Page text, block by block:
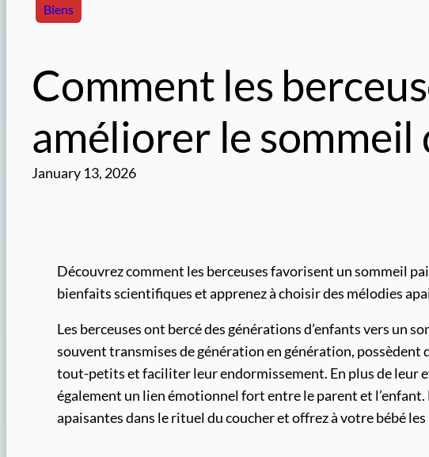
Biens
Comment les
améliorer le sommeil
January 13, 2026
Découvrez comment les berceuses favorisent un sommeil
bienfaits scientifiques et apprenez à choisir des mélodies
Les berceuses ont bercé des générations d’enfants vers un
souvent transmises de génération en génération, possèdent
tout-petits et faciliter leur endormissement. En plus de leur
également un lien émotionnel fort entre le parent et
apaisantes dans le rituel du coucher et offrez à votre bébé